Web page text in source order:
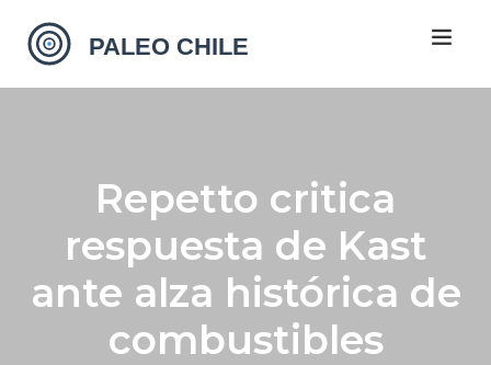
Repetto critica
respuesta de Kast
ante alza histórica de
combustibles